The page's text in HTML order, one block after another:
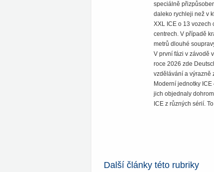
speciálně
daleko rychleji než v
XXL ICE o 13 vozech
centrech. V případě
metrů dlouhé
V první fázi v závodě
roce 2026 zde
vzdělávání a výrazně
Moderní jednotky
jich objednaly
ICE z různých sérií.
Další články této rubriky